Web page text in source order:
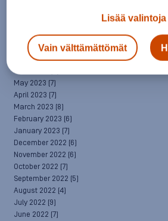
September 2023(5)
August 2023(5)
July 2023(8)
June 2023
May 2023 (7)
April 2023 (7)
March 2023 (8)
February 2023 (6)
January 2023 (7)
December 2022 (6)
November 2022 (6)
October 2022 (7)
September 2022 (5)
August 2022 (4)
July 2022 (9)
June 2022 (7)
Lisää valintoja
Vain välttämättömät